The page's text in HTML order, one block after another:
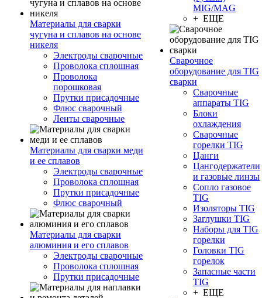
Материалы для сварки
чугуна и сплавов на основе
никеля
Электроды сварочные
Проволока сплошная
Проволока
порошковая
Прутки присадочные
Флюс сварочный
Ленты сварочные
Материалы для сварки меди
и ее сплавов
Электроды сварочные
Проволока сплошная
Прутки присадочные
Флюс сварочный
Материалы для сварки
алюминия и его сплавов
Электроды сварочные
Проволока сплошная
Прутки присадочные
MIG/MAG
+ ЕЩЕ
Сварочное
оборудование для TIG
сварки
Сварочные
аппараты TIG
Блоки
охлаждения
Сварочные
горелки TIG
Цанги
Цангодержатели
и газовые линзы
Сопло газовое
TIG
Изоляторы TIG
Заглушки TIG
Наборы для TIG
горелки
Головки TIG
горелок
Запасные части
TIG
+ ЕЩЕ